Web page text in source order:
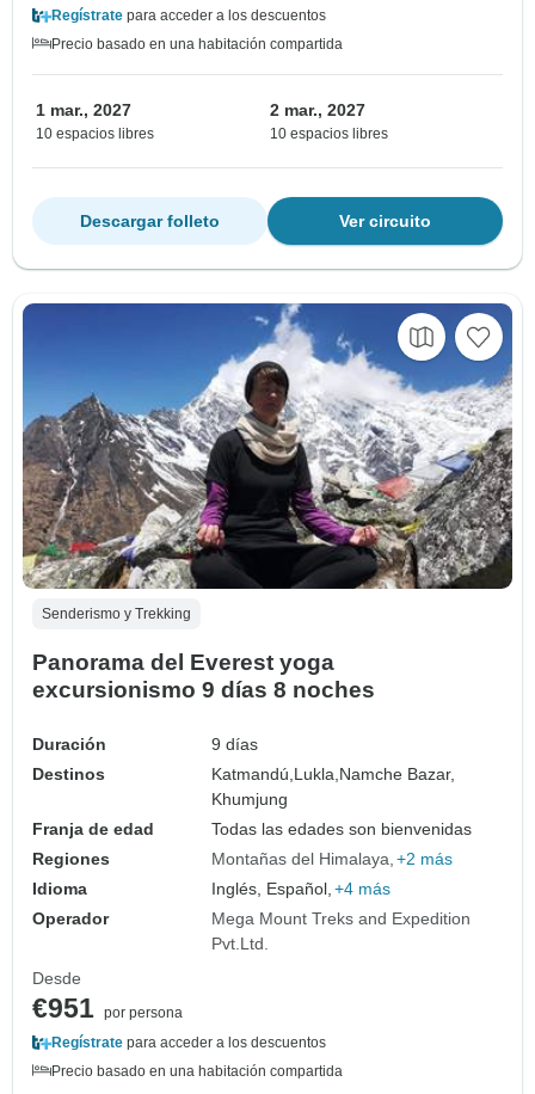
Regístrate para acceder a los descuentos
Precio basado en una habitación compartida
1 mar., 2027
10 espacios libres
2 mar., 2027
10 espacios libres
Ver circuito
Descargar folleto
Senderismo y Trekking
Panorama del Everest yoga
excursionismo 9 días 8 noches
Duración
9 días
Destinos
Katmandú,Lukla,Namche Bazar,
Khumjung
Franja de edad
Todas las edades son bienvenidas
Regiones
Montañas del Himalaya +2 más
Idioma
Inglés, Español, +4 más
Operador
Mega Mount Treks and Expedition
Pvt.Ltd.
Desde
€951 por persona
Regístrate para acceder a los descuentos
Precio basado en una habitación compartida